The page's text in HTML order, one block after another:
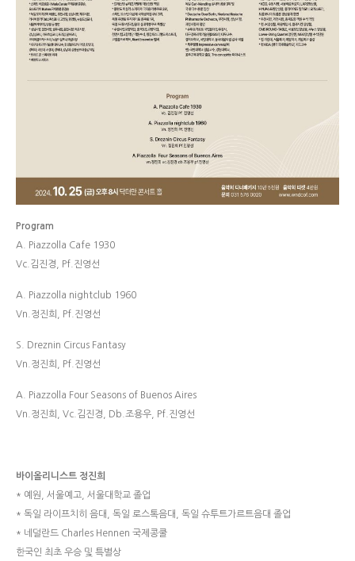
Program
A. Piazzolla Cafe 1930
Vc.김진경, Pf.진영선
A. Piazzolla nightclub 1960
Vn.정진희, Pf.진영선
S. Dreznin Circus Fantasy
Vn.정진희, Pf.진영선
A. Piazzolla Four Seasons of Buenos Aires
Vn.정진희, Vc.김진경, Db.조용우, Pf.진영선
바이올리니스트 정진희
* 예원, 서울예고, 서울대학교 졸업
* 독일 라이프치히 음대, 독일 로스톡음대, 독일 슈투트가르트음대 졸업
* 네덜란드 Charles Hennen 국제콩쿨
한국인 최초 우승 및 특별상